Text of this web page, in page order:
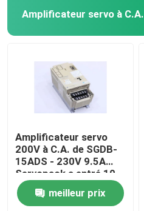
Amplificateur servo à C.A.
Amplificateur servo
200V à C.A. de SGDB-
15ADS - 230V 9.5A
Servopack a entré 10
ampères
meilleur prix